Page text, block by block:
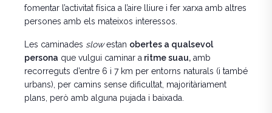
fomentar l’activitat física a l’aire lliure i fer xarxa amb altres
persones amb els mateixos interessos.
Les caminades slowestan obertes a qualsevol
persona que vulgui caminar a ritme suau, amb
recorreguts d’entre 6 i 7 km per entorns naturals (i també
urbans), per camins sense dificultat, majoritàriament
plans, però amb alguna pujada i baixada.